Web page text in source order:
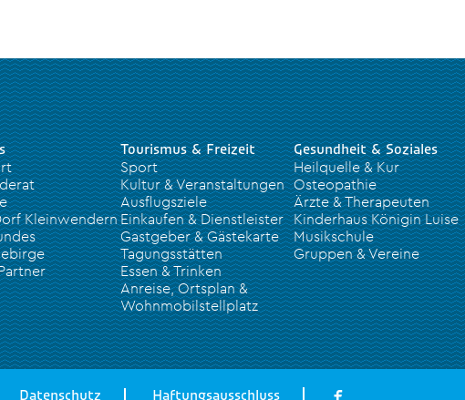
Kleinwendern
Tourismus & Freizeit
Sport
Kultur & Veranstaltungen
Ausflugsziele
Einkaufen & Dienstleister
Gastgeber & Gästekarte
Tagungsstätten
Essen & Trinken
Anreise, Ortsplan &
Wohnmobilstellplatz
Gesundheit & Soziales
Heilquelle & Kur
Osteopathie
Ärzte & Therapeuten
Kinderhaus Königin Luise
Musikschule
Gruppen & Vereine
Datenschutz Haftungsausschluss